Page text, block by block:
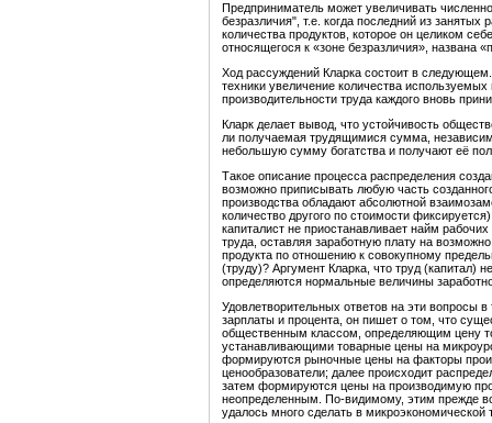
Предприниматель может увеличивать
безразличия", т.е. когда последний из занятых
количества продуктов, которое он целиком
относящегося к «зоне безразличия», названа
Ход рассуждений Кларка состоит в
техники увеличение количества
производительности труда каждого вновь
Кларк делает вывод, что устойчивость
ли получаемая трудящимися сумма,
небольшую сумму богатства и получают её
Такое описание процесса распределения
возможно приписывать любую часть
производства обладают абсолютной
количество другого по стоимости
капиталист не приостанавливает найм
труда, оставляя заработную плату на
продукта по отношению к совокупному
(труду)? Аргумент Кларка, что труд (капитал)
определяются нормальные величины
Удовлетворительных ответов на эти вопросы
зарплаты и процента, он пишет о том, что
общественным классом, определяющим цену
устанавливающими товарные цены на
формируются рыночные цены на факторы
ценообразователи; далее происходит
затем формируются цены на производимую
неопределенным. По-видимому, этим прежде
удалось много сделать в микроэкономической